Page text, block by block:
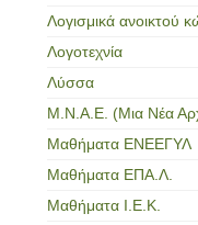
Λογισμικά ανοικτού
Λογοτεχνία
Λύσσα
Μ.Ν.Α.Ε. (Μια Νέα
Μαθήματα ΕΝΕΕΓΥΛ
Μαθήματα ΕΠΑ.Λ.
Μαθήματα Ι.Ε.Κ.